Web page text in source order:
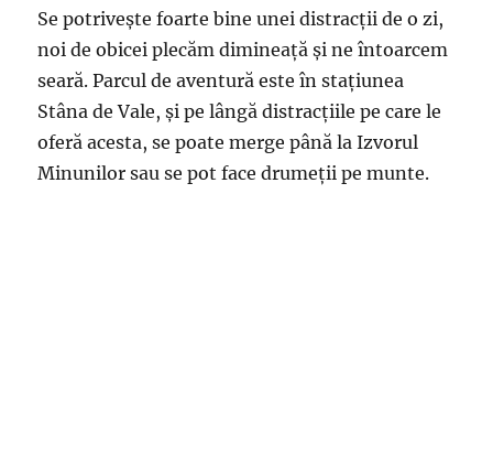
Se potrivește foarte bine unei distracții de o zi,
noi de obicei plecăm dimineață și ne întoarcem
seară. Parcul de aventură este în stațiunea
Stâna de Vale, și pe lângă distracțiile pe care le
oferă acesta, se poate merge până la Izvorul
Minunilor sau se pot face drumeții pe munte.